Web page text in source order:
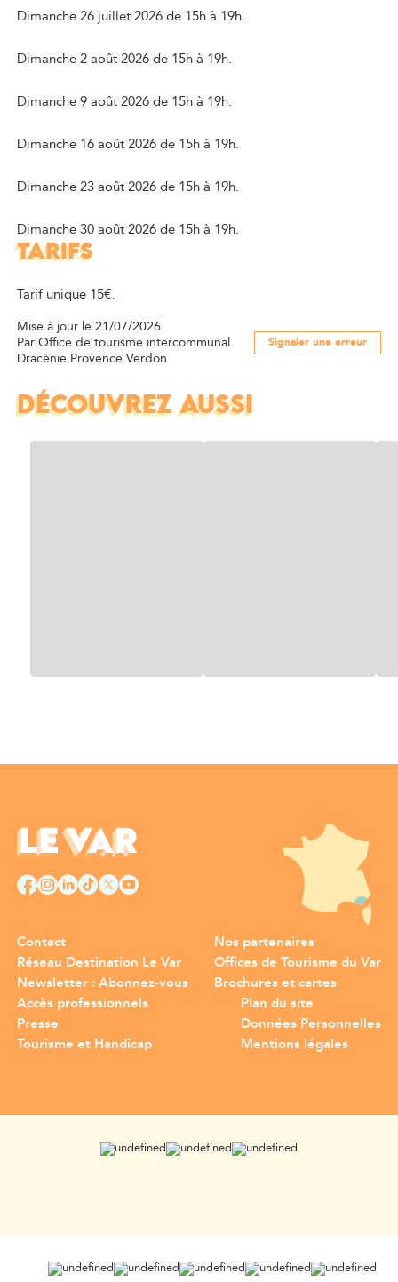
Dimanche 26 juillet 2026 de 15h à 19h.
Dimanche 2 août 2026 de 15h à 19h.
Dimanche 9 août 2026 de 15h à 19h.
Dimanche 16 août 2026 de 15h à 19h.
Dimanche 23 août 2026 de 15h à 19h.
Dimanche 30 août 2026 de 15h à 19h.
TARIFS
Tarif unique 15€.
Mise à jour le 21/07/2026
Par Office de tourisme intercommunal
Dracénie Provence Verdon
Signaler une erreur
DÉCOUVREZ AUSSI
Contact
Réseau Destination Le Var
Newsletter : Abonnez-vous
Nos partenaires
Offices de Tourisme du Var
Brochures et cartes
Accès professionnels
Presse
Tourisme et Handicap
Plan du site
Données Personnelles
Mentions légales